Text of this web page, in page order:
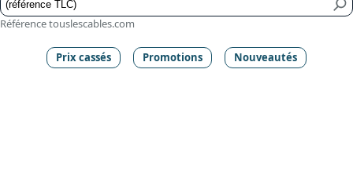
Référence touslescables.com
Prix cassés Promotions Nouveautés